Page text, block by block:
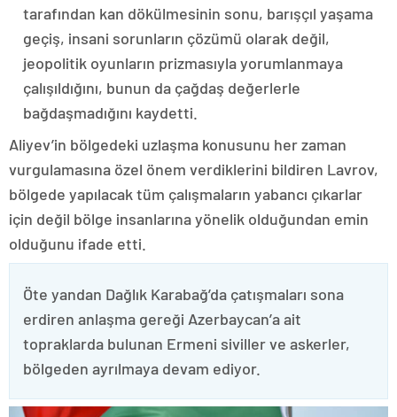
tarafından kan dökülmesinin sonu, barışçıl yaşama
geçiş, insani sorunların çözümü olarak değil,
jeopolitik oyunların prizmasıyla yorumlanmaya
çalışıldığını, bunun da çağdaş değerlerle
bağdaşmadığını kaydetti.
Aliyev’in bölgedeki uzlaşma konusunu her zaman
vurgulamasına özel önem verdiklerini bildiren Lavrov,
bölgede yapılacak tüm çalışmaların yabancı çıkarlar
için değil bölge insanlarına yönelik olduğundan emin
olduğunu ifade etti.
Öte yandan Dağlık Karabağ’da çatışmaları sona
erdiren anlaşma gereği Azerbaycan’a ait
topraklarda bulunan Ermeni siviller ve askerler,
bölgeden ayrılmaya devam ediyor.